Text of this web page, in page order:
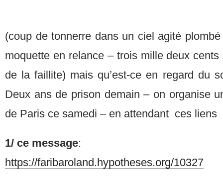
(coup de tonnerre dans un ciel agité
moquette en relance – trois mille deux
de la faillite) mais qu’est-ce en regard du
Deux ans de prison demain – on organise
de Paris ce samedi – en attendant ces liens
1/ ce message:
https://faribaroland.hypotheses.org/10327